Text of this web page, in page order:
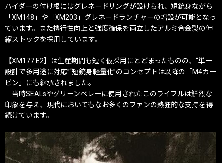
ハイダーの付け根にはグレネードリングが設けられ、短銃身ながら
「XM148」や「XM203」グレネードランチャーの増設が可能となっ
ています。また携行性向上と強度確保を両立したアルミ合金製の伸
縮ストックを採用しています。
【XM177 E2】は生産期間も短く仮採用にとどまったものの、“単一
設計で多用途に対応”“短銃身軽量化”のコンセプトは以降の「M4カー
ビン」にも継承されました。
当時SEALsやグリーンベレーに使用されたこのライフルは鮮烈な
印象を与え、現代においてもなお多くのファンの熱狂的な支持を得
続けています。